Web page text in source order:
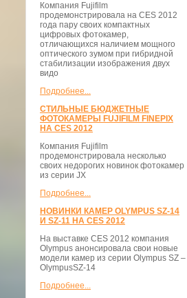
Компания Fujifilm
продемонстрировала на CES 2012
года пару своих компактных
цифровых фотокамер,
отличающихся наличием мощного
оптического зумом при гибридной
стабилизации изображения двух
видо
Подробнее...
СТИЛЬНЫЕ БЮДЖЕТНЫЕ
ФОТОКАМЕРЫ FUJIFILM FINEPIX
НА CES 2012
Компания Fujifilm
продемонстрировала несколько
своих недорогих новинок фотокамер
из серии JX
Подробнее...
НОВИНКИ КАМЕР OLYMPUS SZ-14
И SZ-11 НА CES 2012
На выставке CES 2012 компания
Olympus анонсировала свои новые
модели камер из серии Olympus SZ –
OlympusSZ-14
Подробнее...